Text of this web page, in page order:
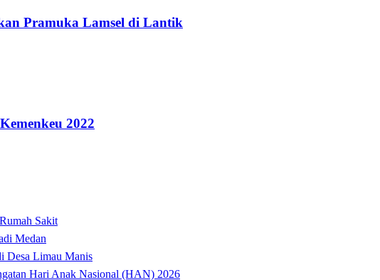
Pramuka Lamsel di Lantik
2022
Sakit
Medan‎
Desa Limau Manis
Hari Anak Nasional (HAN) 2026